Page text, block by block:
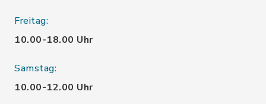
Freitag:
10.00-18.00 Uhr
Samstag:
10.00-12.00 Uhr